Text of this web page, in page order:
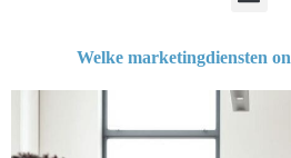
Welke marketingdiensten